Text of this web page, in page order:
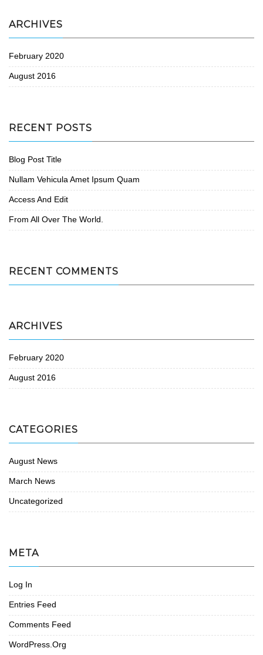
ARCHIVES
February 2020
August 2016
RECENT POSTS
Blog Post Title
Nullam Vehicula Amet Ipsum Quam
Access And Edit
From All Over The World.
RECENT COMMENTS
ARCHIVES
February 2020
August 2016
CATEGORIES
August News
March News
Uncategorized
META
Log In
Entries Feed
Comments Feed
WordPress.org